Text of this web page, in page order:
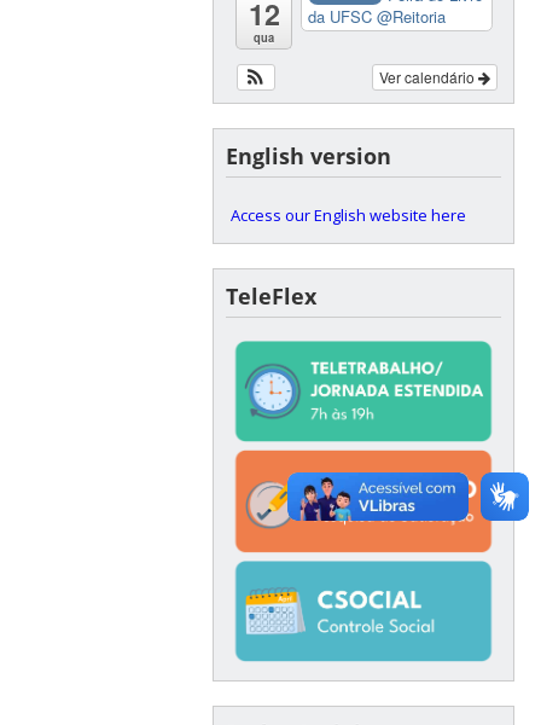
12
qua
da UFSC@Reitoria
Ver calendário
English version
Access our English website here
TeleFlex